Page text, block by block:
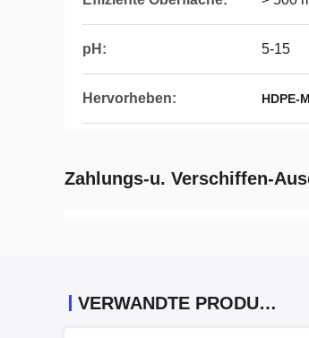
pH: 5-15
Hervorheben: HDPE-
Zahlungs-u. Verschiffen-
VERWANDTE PRODUKTE